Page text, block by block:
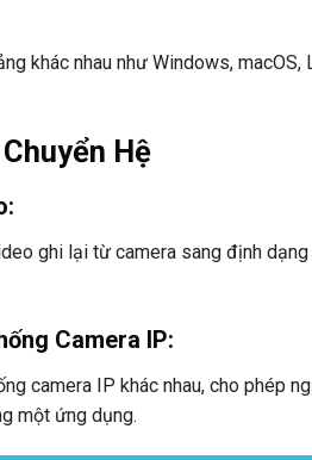
khác nhau như Windows,
Hệ
:
ghi lại từ camera sang định
Camera IP:
camera IP khác nhau, cho phép
một ứng dụng.